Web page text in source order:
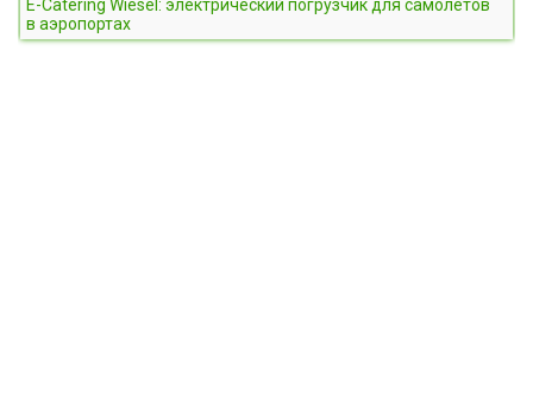
E-Catering Wiesel: электрический погрузчик для самолетов
в аэропортах